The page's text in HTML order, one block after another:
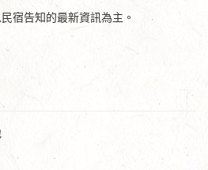
宿告知的最新資訊為主。